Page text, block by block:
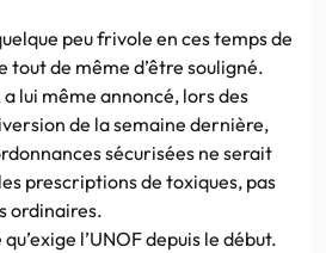
peu frivole en ces temps de
tout de même d’être souligné.
lui même annoncé, lors des
de la semaine dernière,
sécurisées ne serait
prescriptions de toxiques, pas
ordinaires.
l’UNOF depuis le début.